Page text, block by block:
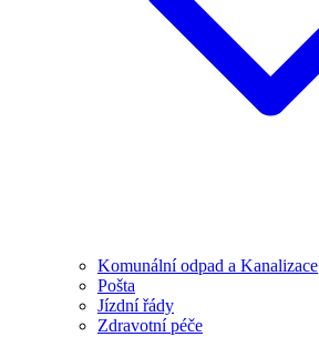
Komunální odpad a Kanalizace
Pošta
Jízdní řády
Zdravotní péče